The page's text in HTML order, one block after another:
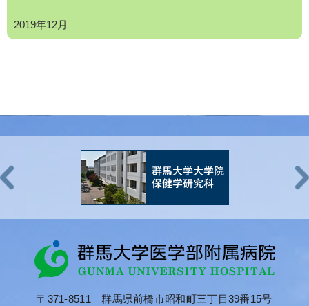
2019年12月
〒371-8511 群馬県前橋市昭和町三丁目39番15号